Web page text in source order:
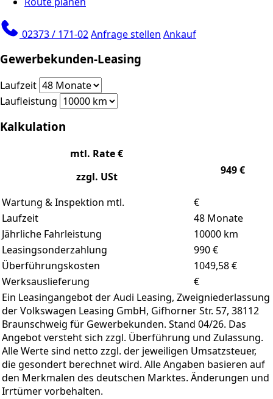
02373 / 171-02Anfrage stellen Ankauf
Gewerbekunden-Leasing
Laufzeit
Laufleistung
Kalkulation
mtl. Rate €
zzgl. USt
949€
Wartung & Inspektion mtl.
€
Laufzeit
48 Monate
Jährliche Fahrleistung
10000 km
Leasingsonderzahlung
990€
Überführungskosten
1049,58 €
Werksauslieferung
€
Ein Leasingangebot der Audi Leasing, Zweigniederlassung
der Volkswagen Leasing GmbH, Gifhorner Str. 57, 38112
Braunschweig für Gewerbekunden. Stand 04/26. Das
Angebot versteht sich zzgl. Überführung und Zulassung.
Alle Werte sind netto zzgl. der jeweiligen Umsatzsteuer,
die gesondert berechnet wird. Alle Angaben basieren auf
den Merkmalen des deutschen Marktes. Änderungen und
Irrtümer vorbehalten.